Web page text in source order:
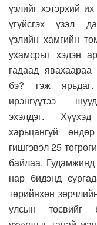
үзлийг хэтэрхий
үгүйсгэх үзэл
үзлийнхамгийн
ухамсрыг хэдэн
гадаад
бэ? гэж ярьдаг.
ирэнгүүтээ
эхэлдэг.
Х
харьцангуй
гишгэвэл25 т
байлаа. Гудамжинд
нар бидэнд
төрийнхөн
улсын төсвийг